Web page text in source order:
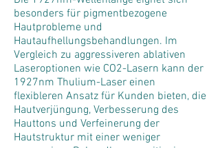
besonders für pigmentbezogene
Hautprobleme und
Hautaufhellungsbehandlungen. Im
Vergleich zu aggressiveren ablativen
Laseroptionen wie CO2-Lasern kann der
1927nm Thulium-Laser einen
flexibleren Ansatz für Kunden bieten, die
Hautverjüngung, Verbesserung des
Hauttons und Verfeinerung der
Hautstruktur mit einer weniger